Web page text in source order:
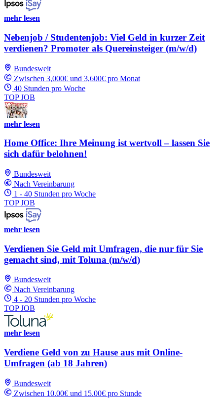
mehr lesen
Nebenjob / Studentenjob: Viel Geld in kurzer Zeit
verdienen? Promoter als Quereinsteiger (m/w/d)
Bundesweit
Zwischen 3,000€ und 3,600€ pro Monat
40 Stunden pro Woche
TOP JOB
mehr lesen
Home Office: Ihre Meinung ist wertvoll – lassen Sie
sich dafür belohnen!
Bundesweit
Nach Vereinbarung
1 - 40 Stunden pro Woche
TOP JOB
mehr lesen
Verdienen Sie Geld mit Umfragen, die nur für Sie
gemacht sind, mit Toluna (m/w/d)
Bundesweit
Nach Vereinbarung
4 - 20 Stunden pro Woche
TOP JOB
mehr lesen
Verdiene Geld von zu Hause aus mit Online-
Umfragen (ab 18 Jahren)
Bundesweit
Zwischen 10.00€ und 15.00€ pro Stunde